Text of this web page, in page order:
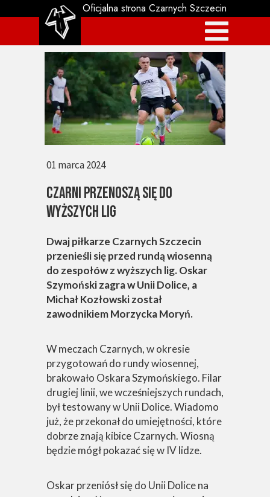
Dwaj piłkarze Czarnych Szczecin
przenieśli się przed rundą wiosenną
do zespołów z wyższych lig. Oskar
Szymoński zagra w Unii Dolice, a
Michał Kozłowski został
zawodnikiem Morzycka Moryń.
W meczach Czarnych, w okresie
przygotowań do rundy wiosennej,
brakowało Oskara Szymońskiego. Filar
drugiej linii, we wcześniejszych rundach,
był testowany w Unii Dolice. Wiadomo
już, że przekonał do umiejętności, które
dobrze znają kibice Czarnych. Wiosną
będzie mógł pokazać się w IV lidze.
Oskar przeniósł się do Unii Dolice na
CZARNI PRZENOSZĄ SIĘ DO
WYŻSZYCH LIG
01 marca 2024
Oficjalna strona Czarnych Szczecin